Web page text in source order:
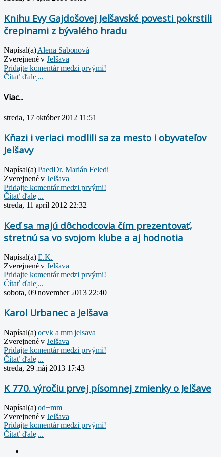
Knihu Evy Gajdošovej Jelšavské povesti pokrstili
črepinami z bývalého hradu
Napísal(a) Alena Sabonová
Zverejnené v Jelšava
Pridajte komentár medzi prvými!
Čítať ďalej...
Viac...
streda, 17 október 2012 11:51
Kňazi i veriaci modlili sa za mesto i obyvateľov
Jelšavy
Napísal(a) PaedDr. Marián Feledi
Zverejnené v Jelšava
Pridajte komentár medzi prvými!
Čítať ďalej...
streda, 11 apríl 2012 22:32
Keď sa majú dôchodcovia čím prezentovať,
stretnú sa vo svojom klube a aj hodnotia
Napísal(a) E.K.
Zverejnené v Jelšava
Pridajte komentár medzi prvými!
Čítať ďalej...
sobota, 09 november 2013 22:40
Karol Urbanec a Jelšava
Napísal(a) ocvk a mm jelsava
Zverejnené v Jelšava
Pridajte komentár medzi prvými!
Čítať ďalej...
streda, 29 máj 2013 17:43
K 770. výročiu prvej písomnej zmienky o Jelšave
Napísal(a) od+mm
Zverejnené v Jelšava
Pridajte komentár medzi prvými!
Čítať ďalej...